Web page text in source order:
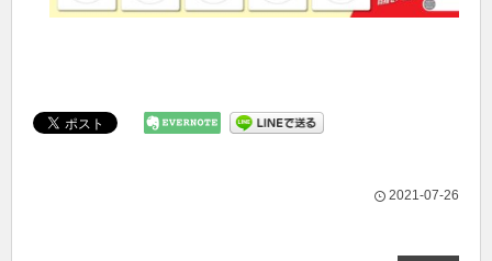
2021-07-26